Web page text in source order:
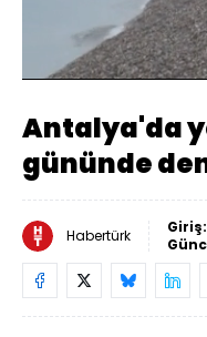
Sesi
Aç
Yüklendi
23.34%
Antalya'da
gününde
Habertürk Giriş: